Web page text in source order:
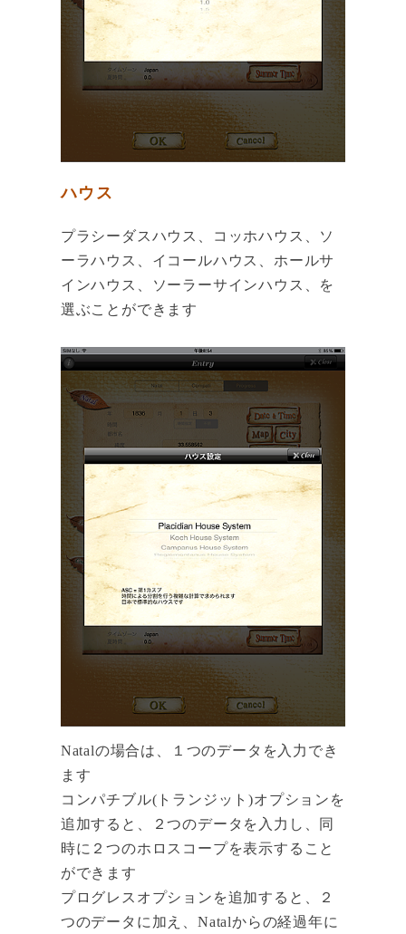
ハウス
プラシーダスハウス、コッホハウス、ソ
ーラハウス、イコールハウス、ホールサ
インハウス、ソーラーサインハウス、を
選ぶことができます
Natalの場合は、１つのデータを入力でき
ます
コンパチブル(トランジット)オプションを
追加すると、２つのデータを入力し、同
時に２つのホロスコープを表示すること
ができます
プログレスオプションを追加すると、２
つのデータに加え、Natalからの経過年に